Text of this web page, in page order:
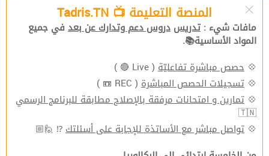
المنصة التعليمة 📺 Tadris.TN
مافات شيء : تدريس دروس دعم وتدارك عن بعد في جميع
المواد الأساسية📚.
💠 حصص مباشرة تفاعليّة ( Live 🔴 )
💠 تسجيلات الحصص المباشرة ( REC 📼 )
💠 تمارين و امتحانات مرفقة بالإصلاح مطابقة للبرنامج الرسمي
🇹🇳
💠 تواصل مباشر مع الأساتذة للإجابة على أسئلتك⁉ 🙋🏼